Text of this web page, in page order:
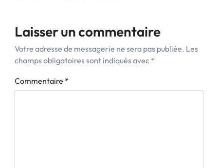
Laisser un commentaire
Votre adresse de messagerie ne sera pas publiée. Les
champs obligatoires sont indiqués avec *
Commentaire *